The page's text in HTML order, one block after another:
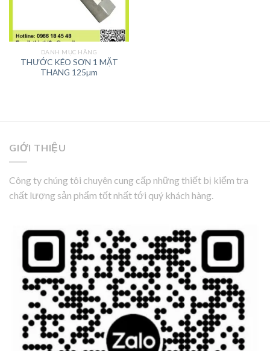
DANH MỤC HÃNG
THƯỚC KÉO SƠN 1 MẶT
THANG 125µm
GIỚI THIỆU
Công ty chúng tôi chuyên cung cấp những thiết bị kiểm tra
chất lượng sản phẩm tốt nhất tới quý khách hàng.